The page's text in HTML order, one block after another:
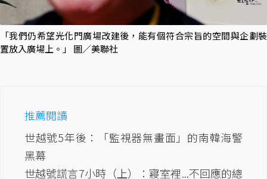
「我們仍希望光化門廣場改建後，能有個符合宗旨的空間與企劃裝
置放入廣場上。」 圖／美聯社
推薦閱讀
世越號5年後：「監視器無畫面」的南韓海警
黑幕
世越號謊言7小時（上）：寢室裡...不回應的總